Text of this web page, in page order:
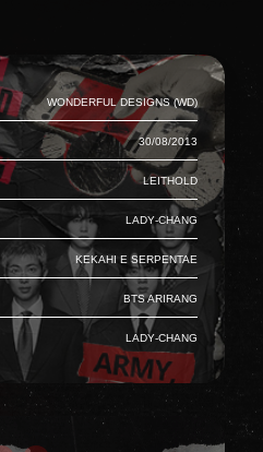
Wonderful Designs (WD)
30/08/2013
Leithold
Lady-Chang
Kekahi e Serpentae
BTS Arirang
Lady-Chang